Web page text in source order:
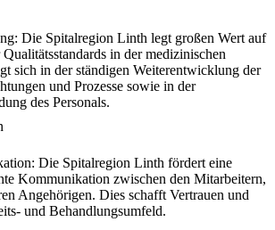
Die Spitalregion Linth legt großen Wert auf
in der medizinischen
sich in der ständigen Weiterentwicklung der
und Prozesse sowie in der
des Personals.
Die Spitalregion Linth fördert eine
Kommunikation zwischen den Mitarbeitern,
Angehörigen. Dies schafft Vertrauen und
und Behandlungsumfeld.